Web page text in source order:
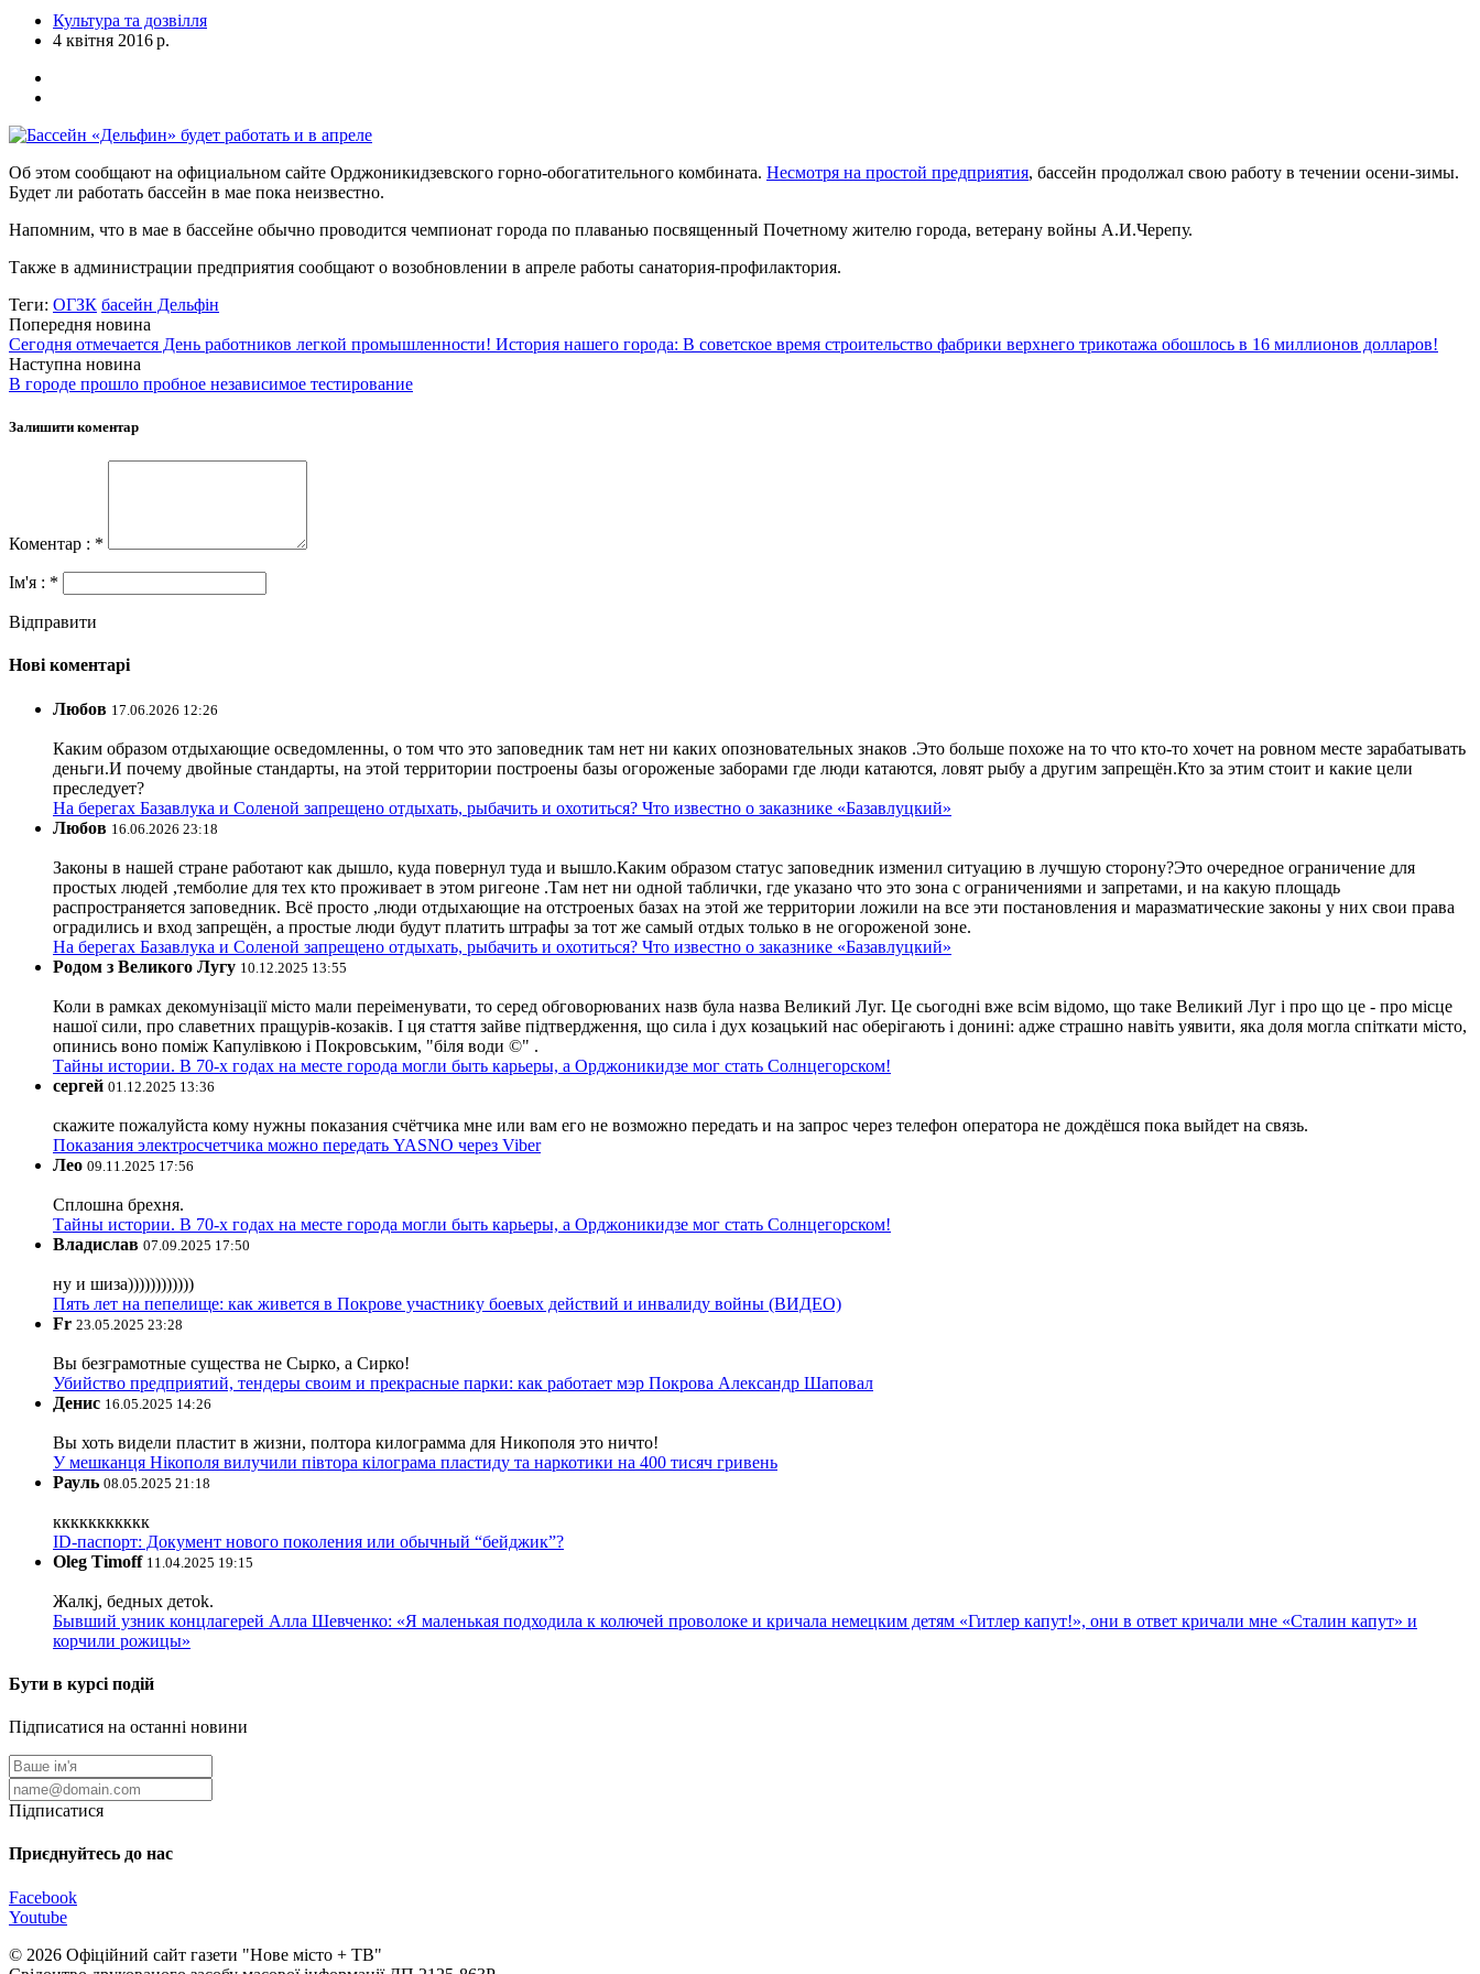
Культура та дозвілля
4 квітня 2016 р.
Об этом сообщают на официальном сайте Орджоникидзевского горно-обогатительного комбината. Несмотря на простой предприятия, бассейн продолжал свою работу в течении осени-зимы.
Будет ли работать бассейн в мае пока неизвестно.
Напомним, что в мае в бассейне обычно проводится чемпионат города по плаванью посвященный Почетному жителю города, ветерану войны А.И.Черепу.
Также в администрации предприятия сообщают о возобновлении в апреле работы санатория-профилактория.
Теги: ОГЗК басейн Дельфін
Попередня новина
Сегодня отмечается День работников легкой промышленности! История нашего города: В советское время строительство фабрики верхнего трикотажа обошлось в 16 миллионов долларов!
Наступна новина
В городе прошло пробное независимое тестирование
Залишити коментар
Коментар : *
Ім'я : *
Відправити
Нові коментарі
Любов 17.06.2026 12:26
Каким образом отдыхающие осведомленны, о том что это заповедник там нет ни каких опозновательных знаков .Это больше похоже на то что кто-то хочет на ровном месте зарабатывать
деньги.И почему двойные стандарты, на этой территории построены базы огороженые заборами где люди катаются, ловят рыбу а другим запрещён.Кто за этим стоит и какие цели
преследует?
На берегах Базавлука и Соленой запрещено отдыхать, рыбачить и охотиться? Что известно о заказнике «Базавлуцкий»
Любов 16.06.2026 23:18
Законы в нашей стране работают как дышло, куда повернул туда и вышло.Каким образом статус заповедник изменил ситуацию в лучшую сторону?Это очередное ограничение для
простых людей ,темболие для тех кто проживает в этом ригеоне .Там нет ни одной таблички, где указано что это зона с ограничениями и запретами, и на какую площадь
распространяется заповедник. Всё просто ,люди отдыхающие на отстроеных базах на этой же территории ложили на все эти постановления и маразматические законы у них свои права
оградились и вход запрещён, а простые люди будут платить штрафы за тот же самый отдых только в не огороженой зоне.
На берегах Базавлука и Соленой запрещено отдыхать, рыбачить и охотиться? Что известно о заказнике «Базавлуцкий»
Родом з Великого Лугу 10.12.2025 13:55
Коли в рамках декомунізації місто мали переіменувати, то серед обговорюваних назв була назва Великий Луг. Це сьогодні вже всім відомо, що таке Великий Луг і про що це - про місце
нашої сили, про славетних пращурів-козаків. І ця стаття зайве підтвердження, що сила і дух козацький нас оберігають і донині: адже страшно навіть уявити, яка доля могла спіткати місто,
опинись воно поміж Капулівкою і Покровським, "біля води ©" .
Тайны истории. В 70-х годах на месте города могли быть карьеры, а Орджоникидзе мог стать Солнцегорском!
сергей 01.12.2025 13:36
скажите пожалуйста кому нужны показания счётчика мне или вам его не возможно передать и на запрос через телефон оператора не дождёшся пока выйдет на связь.
Показания электросчетчика можно передать YASNO через Viber
Лео 09.11.2025 17:56
Сплошна брехня.
Тайны истории. В 70-х годах на месте города могли быть карьеры, а Орджоникидзе мог стать Солнцегорском!
Владислав 07.09.2025 17:50
ну и шиза))))))))))))
Пять лет на пепелище: как живется в Покрове участнику боевых действий и инвалиду войны (ВИДЕО)
Fr 23.05.2025 23:28
Вы безграмотные существа не Сырко, а Сирко!
Убийство предприятий, тендеры своим и прекрасные парки: как работает мэр Покрова Александр Шаповал
Денис 16.05.2025 14:26
Вы хоть видели пластит в жизни, полтора килограмма для Никополя это ничто!
У мешканця Нікополя вилучили півтора кілограма пластиду та наркотики на 400 тисяч гривень
Рауль 08.05.2025 21:18
ккккккккккк
ID-паспорт: Документ нового поколения или обычный “бейджик”?
Oleg Timoff 11.04.2025 19:15
Жалкj, бедных детok.
Бывший узник концлагерей Алла Шевченко: «Я маленькая подходила к колючей проволоке и кричала немецким детям «Гитлер капут!», они в ответ кричали мне «Сталин капут» и
корчили рожицы»
Бути в курсі подій
Підписатися на останні новини
Підписатися
Приєднуйтесь до нас
Facebook
Youtube
© 2026 Офіційний сайт газети "Нове мiсто + ТВ"